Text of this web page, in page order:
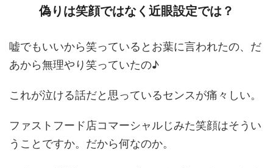
偽りは笑顔ではなく近眼設定では？
嘘でもいいから笑っているとお葉に言われたの、だ
あから無理やり笑っていたの♪
これが泣ける話だと思っているセンスが痛々しい。
ファストフード店コマーシャルじみた笑顔はそうい
うことですか。だから何なのか。